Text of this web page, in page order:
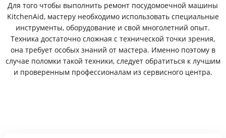
Для того чтобы выполнить ремонт посудомоечной машины
KitchenAid, мастеру необходимо использовать специальные
инструменты, оборудование и свой многолетний опыт.
Техника достаточно сложная с технической точки зрения,
она требует особых знаний от мастера. Именно поэтому в
случае поломки такой техники, следует обратиться к лучшим
и проверенным профессионалам из сервисного центра.